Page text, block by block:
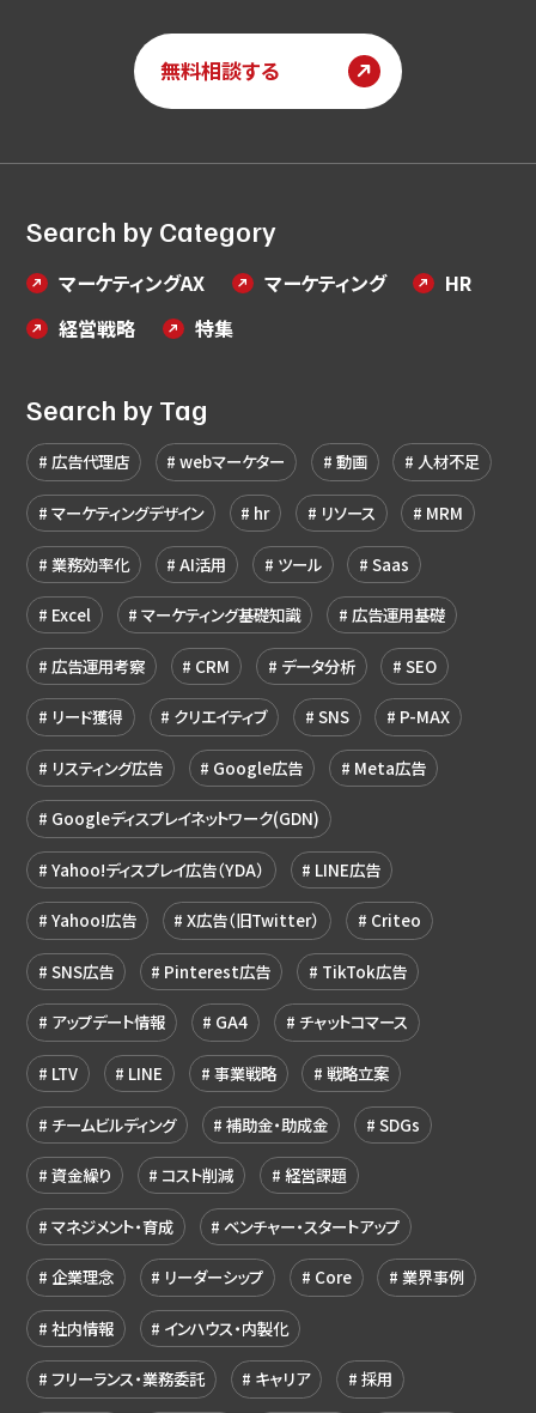
無料相談する
Search by Category
マーケティングAX マーケティング
HR
経営戦略
特集
Search by Tag
広告代理店 webマーケター 動画 人材不足
マーケティングデザイン hr リソース MRM
業務効率化 AI活用 ツール Saas
Excel マーケティング基礎知識 広告運用基礎
広告運用考察 CRM データ分析 SEO
リード獲得 クリエイティブ SNS P-MAX
リスティング広告 Google広告 Meta広告
Googleディスプレイネットワーク(GDN)
Yahoo!ディスプレイ広告（YDA） LINE広告
Yahoo!広告 X広告（旧Twitter） Criteo
SNS広告 Pinterest広告 TikTok広告
アップデート情報 GA4 チャットコマース
LTV LINE 事業戦略 戦略立案
チームビルディング 補助金・助成金 SDGs
資金繰り コスト削減 経営課題
マネジメント・育成 ベンチャー・スタートアップ
企業理念 リーダーシップ Core 業界事例
社内情報 インハウス・内製化
フリーランス・業務委託 キャリア 採用